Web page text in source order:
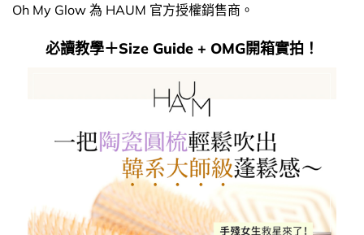
Oh My Glow 為 HAUM 官方授權銷售商。
必讀教學＋Size Guide + OMG開箱實拍！